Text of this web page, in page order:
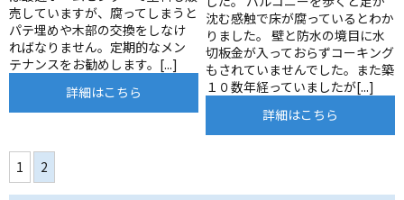
売していますが、腐ってしまうと
パテ埋めや木部の交換をしなけ
ればなりません。定期的なメン
テナンスをお勧めします。[...]
詳細はこちら
沈む感触で床が腐っているとわか
りました。 壁と防水の境目に水
切板金が入っておらずコーキング
もされていませんでした。また築
１０数年経っていましたが[...]
詳細はこちら
1 2